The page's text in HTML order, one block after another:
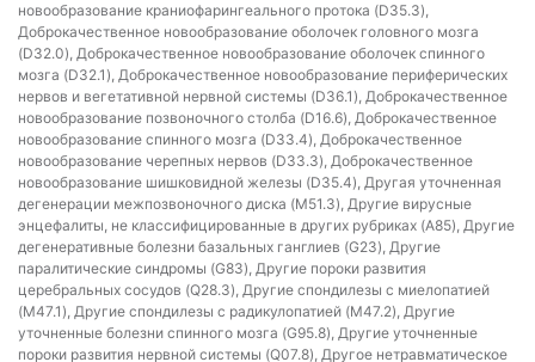
новообразование краниофарингеального протока (D35.3),
Доброкачественное новообразование оболочек головного мозга
(D32.0), Доброкачественное новообразование оболочек спинного
мозга (D32.1), Доброкачественное новообразование периферических
нервов и вегетативной нервной системы (D36.1), Доброкачественное
новообразование позвоночного столба (D16.6), Доброкачественное
новообразование спинного мозга (D33.4), Доброкачественное
новообразование черепных нервов (D33.3), Доброкачественное
новообразование шишковидной железы (D35.4), Другая уточненная
дегенерации межпозвоночного диска (M51.3), Другие вирусные
энцефалиты, не классифицированные в других рубриках (A85), Другие
дегенеративные болезни базальных ганглиев (G23), Другие
паралитические синдромы (G83), Другие пороки развития
церебральных сосудов (Q28.3), Другие спондилезы с миелопатией
(M47.1), Другие спондилезы с радикулопатией (M47.2), Другие
уточненные болезни спинного мозга (G95.8), Другие уточненные
пороки развития нервной системы (Q07.8), Другое нетравматическое